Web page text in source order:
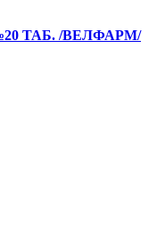
ТАБ. /ВЕЛФАРМ/